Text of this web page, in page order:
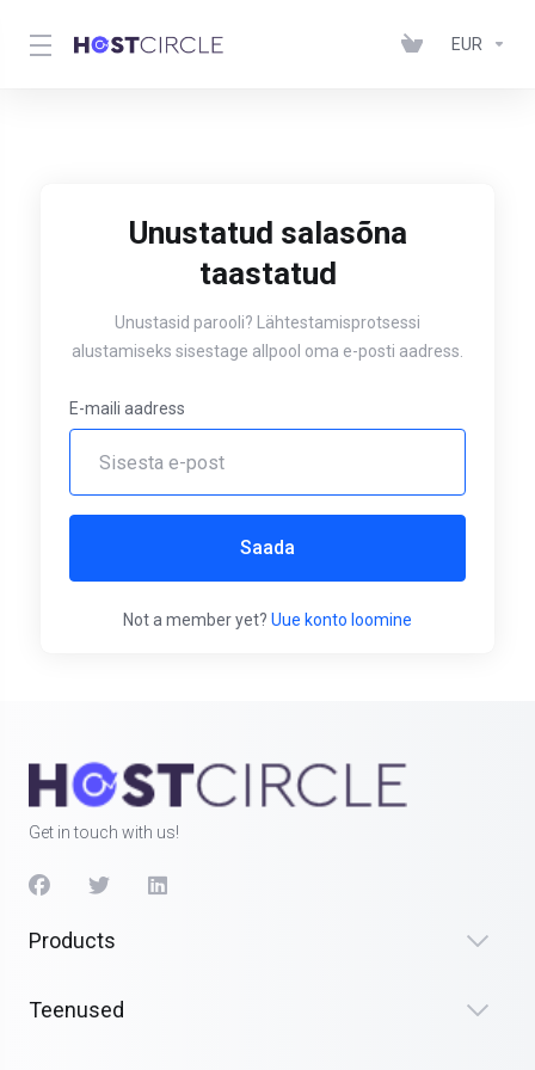
EUR
Unustatud salasõna
taastatud
Unustasid parooli? Lähtestamisprotsessi
alustamiseks sisestage allpool oma e-posti aadress.
E-maili aadress
Saada
Not a member yet? Uue konto loomine
Get in touch with us!
Products
Teenused